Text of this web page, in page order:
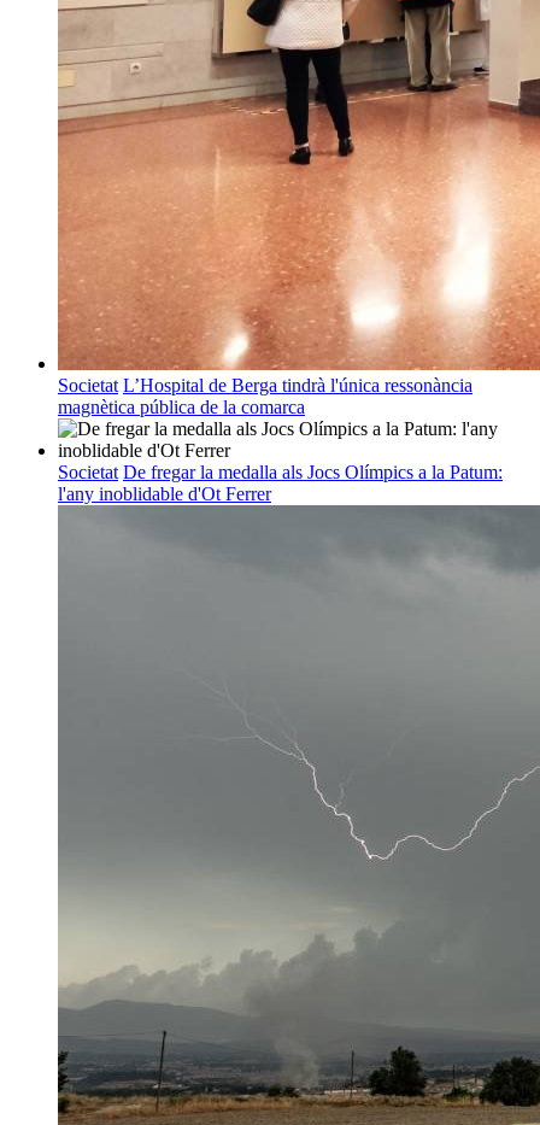
Societat L’Hospital de Berga tindrà l'única ressonància
magnètica pública de la comarca
Societat De fregar la medalla als Jocs Olímpics a la Patum:
l'any inoblidable d'Ot Ferrer